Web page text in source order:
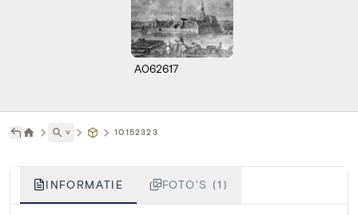
A062617
˅ 10152323
INFORMATIE FOTO'S (1)